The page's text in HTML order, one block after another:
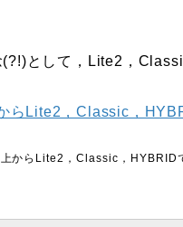
として，Lite2，
上からLite2，Classic，HYBRID